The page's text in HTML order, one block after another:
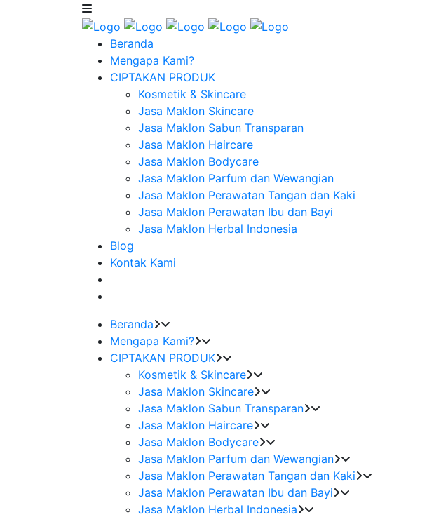
Beranda
Mengapa Kami?
CIPTAKAN PRODUK
Kosmetik & Skincare
Jasa Maklon Skincare
Jasa Maklon Sabun Transparan
Jasa Maklon Haircare
Jasa Maklon Bodycare
Jasa Maklon Parfum dan Wewangian
Jasa Maklon Perawatan Tangan dan Kaki
Jasa Maklon Perawatan Ibu dan Bayi
Jasa Maklon Herbal Indonesia
Blog
Kontak Kami
Beranda
Mengapa Kami?
CIPTAKAN PRODUK
Kosmetik & Skincare
Jasa Maklon Skincare
Jasa Maklon Sabun Transparan
Jasa Maklon Haircare
Jasa Maklon Bodycare
Jasa Maklon Parfum dan Wewangian
Jasa Maklon Perawatan Tangan dan Kaki
Jasa Maklon Perawatan Ibu dan Bayi
Jasa Maklon Herbal Indonesia